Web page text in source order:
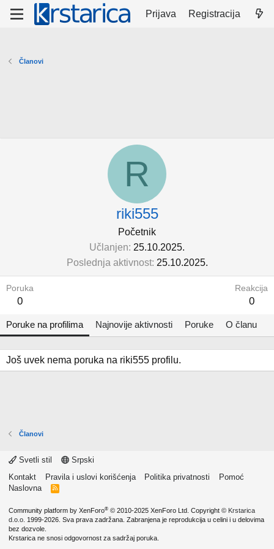
Prijava Registracija
Članovi
R
riki555
Početnik
Učlanjen 25.10.2025.
Poslednja aktivnost 25.10.2025.
Poruka
0
Reakcija
0
Poruke na profilima Najnovije aktivnosti Poruke O članu
Još uvek nema poruka na riki555 profilu.
Članovi
Svetli stil
Srpski
Kontakt
Pravila i uslovi korišćenja Politika privatnosti
Pomoć
Naslovna
R
Community platform by XenForo® © 2010-2025 XenForo Ltd. Copyright © Krstarica
d.o.o. 1999-2026. Sva prava zadržana. Zabranjena je reprodukcija u celini i u delovima
bez dozvole.
Krstarica ne snosi odgovornost za sadržaj poruka.